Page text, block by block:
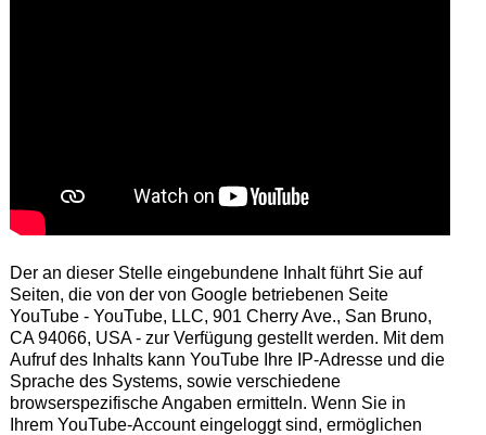
Der an dieser Stelle eingebundene Inhalt führt Sie auf
Seiten, die von der von Google betriebenen Seite
YouTube - YouTube, LLC, 901 Cherry Ave., San Bruno,
CA 94066, USA - zur Verfügung gestellt werden. Mit dem
Aufruf des Inhalts kann YouTube Ihre IP-Adresse und die
Sprache des Systems, sowie verschiedene
browserspezifische Angaben ermitteln. Wenn Sie in
Ihrem YouTube-Account eingeloggt sind, ermöglichen